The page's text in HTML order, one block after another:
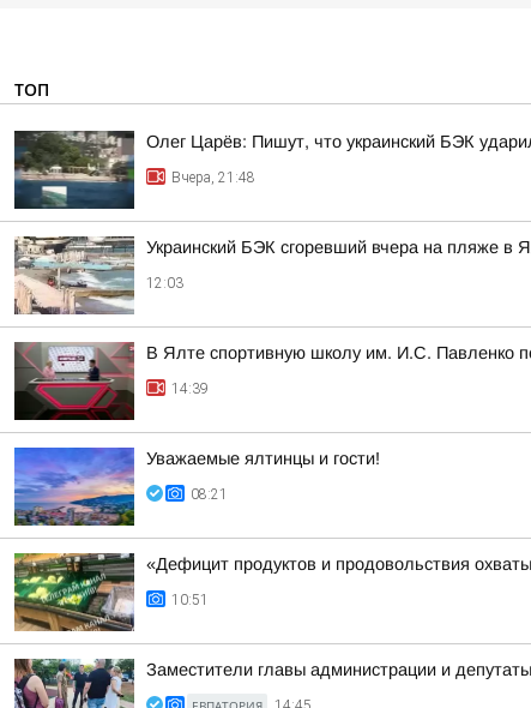
ТОП
Олег Царёв: Пишут, что украинский БЭК
Вчера, 21:48
Украинский БЭК сгоревший вчера на пляже в
12:03
В Ялте спортивную школу им. И.С. Павленко
14:39
Уважаемые ялтинцы и гости!
08:21
«Дефицит продуктов и продовольствия
10:51
Заместители главы администрации и